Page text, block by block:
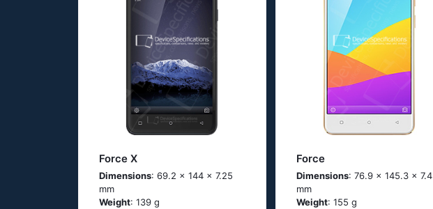
Force X
Dimensions: 69.2 x 144 x 7.25
mm
Weight: 139 g
Force
Dimensions: 76.9 x 145.3 x 7.4
mm
Weight: 155 g